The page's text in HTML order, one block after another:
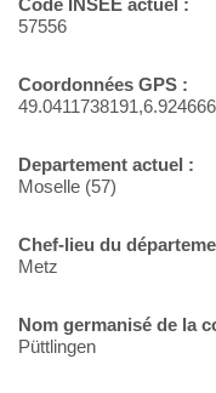
Code INSEE actuel :
57556
Coordonnées GPS :
Departement actuel :
Moselle (57)
Chef-lieu du
Metz
Nom germanisé de la
Püttlingen